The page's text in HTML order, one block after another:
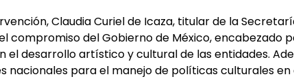
Claudia Curiel de Icaza, titular de la
compromiso del Gobierno de México, encabezado
el desarrollo artístico y cultural de las entidades.
nacionales para el manejo de políticas culturales